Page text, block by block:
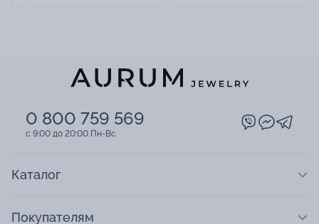
0 800 759 569
c 9:00 до 20:00 Пн-Вс
Каталог
Покупателям